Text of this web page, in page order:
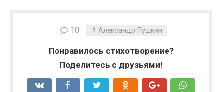
10 Александр Пушкин
Понравилось стихотворение?
Поделитесь с друзьями!